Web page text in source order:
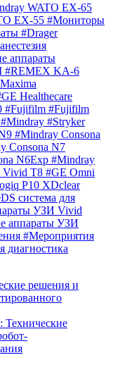
WATO EX-65
EX-55 #Мониторы
#Drager
аппараты
#REMEX KA-6
Healthecare
#Fujifilm #Fujifilm
#Mindray #Stryker
#Mindray Consona
Consona N7
N6Exp #Mindray
Vivid T8 #GE Omni
P10 XDclear
система для
УЗИ Vivid
аппараты УЗИ
#Мероприятия
диагностика